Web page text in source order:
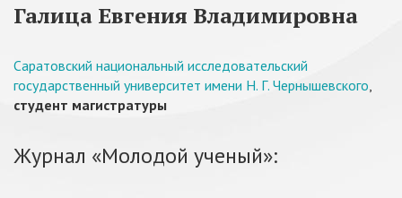
Галица Евгения Владимировна
Саратовский национальный исследовательский
государственный университет имени Н. Г. Чернышевского,
студент магистратуры
Журнал «Молодой ученый»: